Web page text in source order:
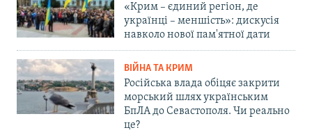
«Крим – єдиний регіон, де
українці – меншість»: дискусія
навколо нової пам'ятної дати
ВІЙНА ТА КРИМ
Російська влада обіцяє закрити
морський шлях українським
БпЛА до Севастополя. Чи реально
це?